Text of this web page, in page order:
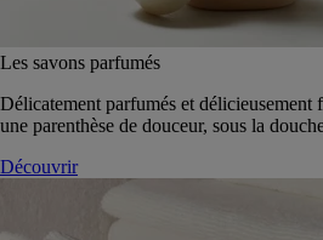
Les savons parfumés
Délicatement parfumés et délicieusement
une parenthèse de douceur, sous la
Découvrir